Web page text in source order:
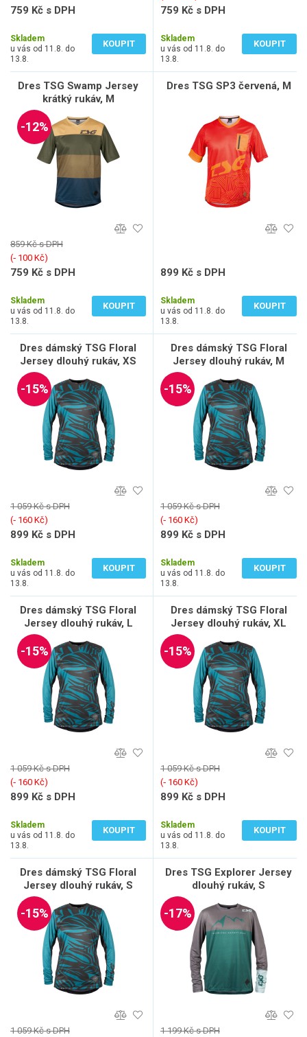
759 Kč s DPH
Skladem
u vás od 11.8. do
13.8.
KOUPIT
759 Kč s DPH
Skladem
u vás od 11.8. do
13.8.
KOUPIT
Dres TSG Swamp Jersey
krátký rukáv, M
-12%
859 Kč s DPH
(‐ 100 Kč)
759 Kč s DPH
Skladem
u vás od 11.8. do
13.8.
KOUPIT
Dres TSG SP3 červená, M
899 Kč s DPH
Skladem
u vás od 11.8. do
13.8.
KOUPIT
Dres dámský TSG Floral
Jersey dlouhý rukáv, XS
-15%
1 059 Kč s DPH
(‐ 160 Kč)
899 Kč s DPH
Skladem
u vás od 11.8. do
13.8.
KOUPIT
Dres dámský TSG Floral
Jersey dlouhý rukáv, M
-15%
1 059 Kč s DPH
(‐ 160 Kč)
899 Kč s DPH
Skladem
u vás od 11.8. do
13.8.
KOUPIT
Dres dámský TSG Floral
Jersey dlouhý rukáv, L
-15%
1 059 Kč s DPH
(‐ 160 Kč)
899 Kč s DPH
Skladem
u vás od 11.8. do
13.8.
KOUPIT
Dres dámský TSG Floral
Jersey dlouhý rukáv, XL
-15%
1 059 Kč s DPH
(‐ 160 Kč)
899 Kč s DPH
Skladem
u vás od 11.8. do
13.8.
KOUPIT
Dres dámský TSG Floral
Jersey dlouhý rukáv, S
-15%
1 059 Kč s DPH
Dres TSG Explorer Jersey
dlouhý rukáv, S
-17%
1 199 Kč s DPH